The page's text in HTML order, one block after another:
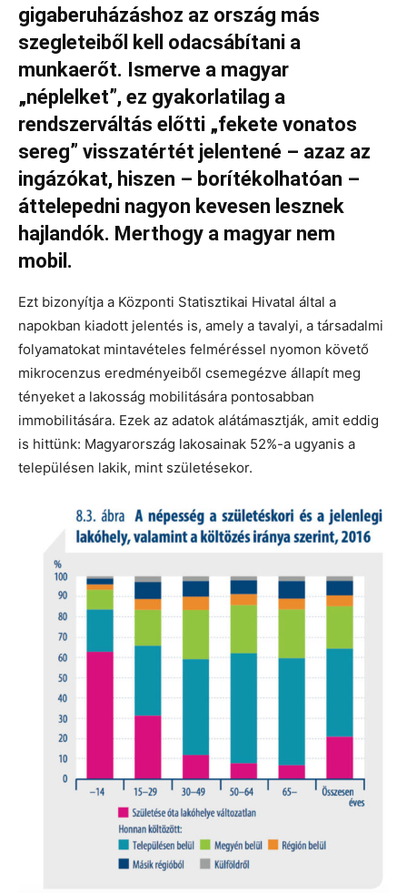
gigaberuházáshoz az ország más
szegleteiből kell odacsábítani a
munkaerőt. Ismerve a magyar
„néplelket”, ez gyakorlatilag a
rendszerváltás előtti „fekete vonatos
sereg” visszatértét jelentené – azaz az
ingázókat, hiszen – borítékolhatóan –
áttelepedni nagyon kevesen lesznek
hajlandók. Merthogy a magyar nem
mobil.
Ezt bizonyítja a Központi Statisztikai Hivatal által a
napokban kiadott jelentés is, amely a tavalyi, a társadalmi
folyamatokat mintavételes felméréssel nyomon követő
mikrocenzus eredményeiből csemegézve állapít meg
tényeket a lakosság mobilitására pontosabban
immobilitására. Ezek az adatok alátámasztják, amit eddig
is hittünk: Magyarország lakosainak 52%-a ugyanis a
településen lakik, mint születésekor.